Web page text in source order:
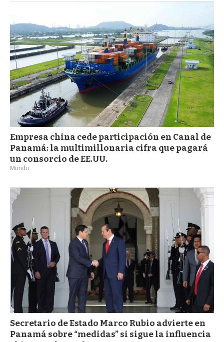
Empresa china cede participación en Canal de
Panamá: la multimillonaria cifra que pagará
un consorcio de EE.UU.
Mundo
Secretario de Estado Marco Rubio advierte en
Panamá sobre “medidas” si sigue la influencia